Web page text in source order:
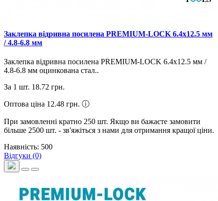
Заклепка відривна посилена PREMIUM-LOCK 6.4х12.5 мм
/ 4.8-6.8 мм
Заклепка відривна посилена PREMIUM-LOCK 6.4х12.5 мм /
4.8-6.8 мм оцинкована стал..
За 1 шт. 18.72 грн.
Оптова ціна 12.48 грн. ⓘ
При замовленні кратно 250 шт. Якщо ви бажаєте замовити
більше 2500 шт. - зв'яжіться з нами для отримання кращої ціни.
Наявність: 500
Відгуки (0)